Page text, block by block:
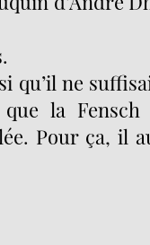
qu’il ne
la
Pour ça, il